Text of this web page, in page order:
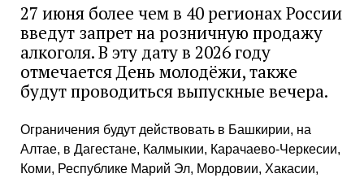
27 июня более чем в 40 регионах России
введут запрет на розничную продажу
алкоголя. В эту дату в 2026 году
отмечается День молодёжи, также
будут проводиться выпускные вечера.
Ограничения будут действовать в Башкирии, на
Алтае, в Дагестане, Калмыкии, Карачаево-Черкесии,
Коми, Республике Марий Эл, Мордовии, Хакасии,